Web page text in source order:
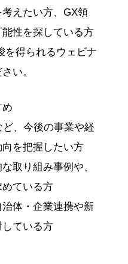
えたい方、GX領
性を探している方
を得られるウェビナ
い。
ど、今後の事業や経
を把握したい方
取り組み事例や、
ている方
治体・企業連携や新
ている方